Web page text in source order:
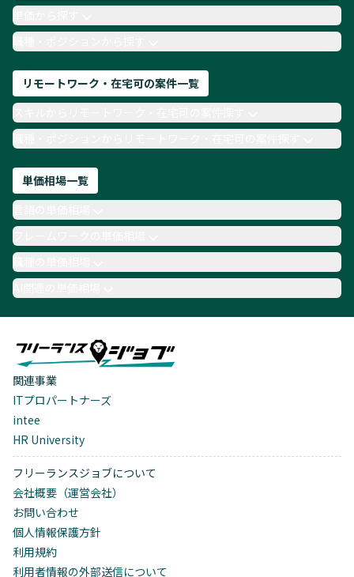
月収100万円 業務委託
COBOL
Ruby
TypeScript
Laravel AWS
単価から探す
職種・ポジションから探す
リモートワーク・在宅可の案件一覧
職種・ポジションからリモートワーク・在宅可の案件探す
単価相場一覧
職種の単価相場
AI関連の単価相場
関連事業
ITプロパートナーズ
intee
HR University
フリーランスジョブについて
会社概要（運営会社）
お問い合わせ
個人情報保護方針
利用規約
利用者情報の外部送信について